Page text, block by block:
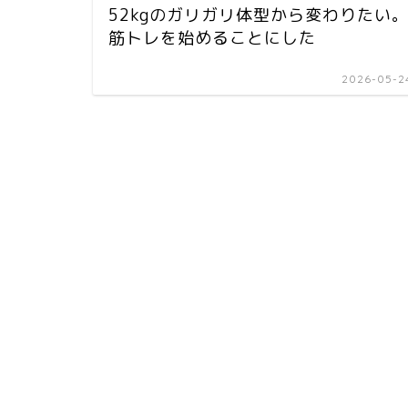
52kgのガリガリ体型から変わりたい。
筋トレを始めることにした
2026-05-